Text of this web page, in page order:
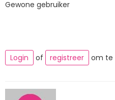
Gewone gebruiker
Login
of registreer om te